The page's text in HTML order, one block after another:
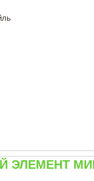
ЭЛЕМЕНТ